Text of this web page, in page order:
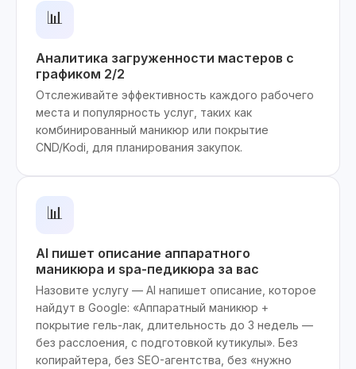
📊
Аналитика загруженности мастеров с
графиком 2/2
Отслеживайте эффективность каждого рабочего
места и популярность услуг, таких как
комбинированный маникюр или покрытие
CND/Kodi, для планирования закупок.
📊
AI пишет описание аппаратного
маникюра и spa-педикюра за вас
Назовите услугу — AI напишет описание, которое
найдут в Google: «Аппаратный маникюр +
покрытие гель-лак, длительность до 3 недель —
без расслоения, с подготовкой кутикулы». Без
копирайтера, без SEO-агентства, без «нужно